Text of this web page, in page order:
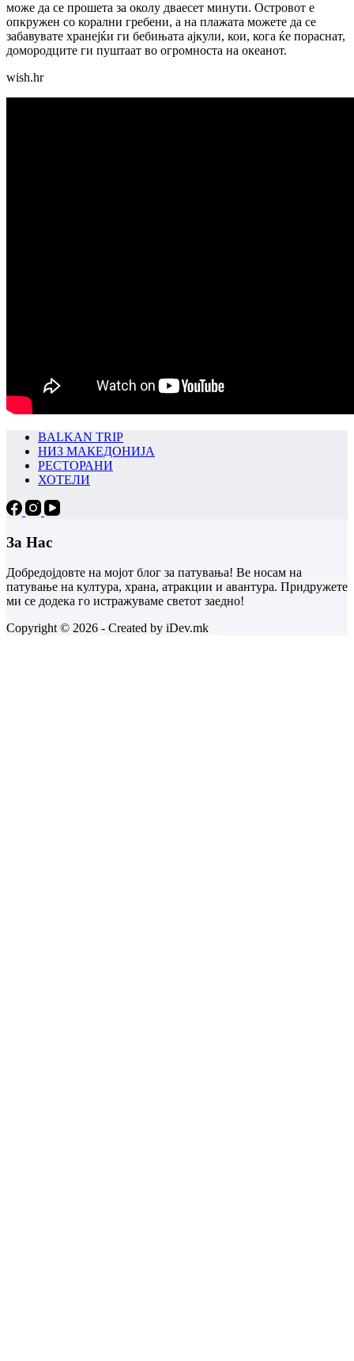
може да се прошета за околу дваесет минути. Островот е
опкружен со корални гребени, а на плажата можете да се
забавувате хранејќи ги бебињата ајкули, кои, кога ќе пораснат,
домородците ги пуштаат во огромноста на океанот.
wish.hr
BALKAN TRIP
НИЗ МАКЕДОНИЈА
РЕСТОРАНИ
ХОТЕЛИ
За Нас
Добредојдовте на мојот блог за патувања! Ве носам на
патување на култура, храна, атракции и авантура. Придружете
ми се додека го истражуваме светот заедно!
Copyright © 2026 - Created by iDev.mk